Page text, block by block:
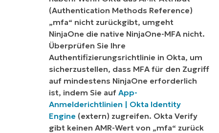
(Authentication Methods Reference)
„mfa“ nicht zurückgibt, umgeht
NinjaOne die native NinjaOne-MFA nicht.
Überprüfen Sie Ihre
Authentifizierungsrichtlinie in Okta, um
sicherzustellen, dass MFA für den Zugriff
auf mindestens NinjaOne erforderlich
ist, indem Sie auf App-
Anmelderichtlinien | Okta Identity
Engine (extern) zugreifen. Okta Verify
gibt keinen AMR-Wert von „mfa“ zurück